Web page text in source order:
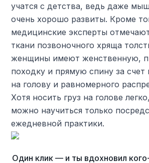
учатся с детства, ведь даже
очень хорошо развиты. Кроме
медицинские эксперты
ткани позвоночного хряща
женщины имеют женственную,
походку и прямую спину за счет
на голову и равномерного
Хотя носить груз на голове
можно научиться только
ежедневной практики.